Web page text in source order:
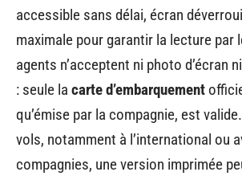
accessible sans délai, écran
maximale pour garantir la lecture par
agents n’acceptent ni photo d’écran
: seule la carte d’embarquement
qu’émise par la compagnie, est
vols, notamment à l’international ou
compagnies, une version imprimée